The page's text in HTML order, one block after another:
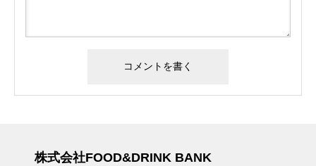
株式会社FOOD&DRINK BANK